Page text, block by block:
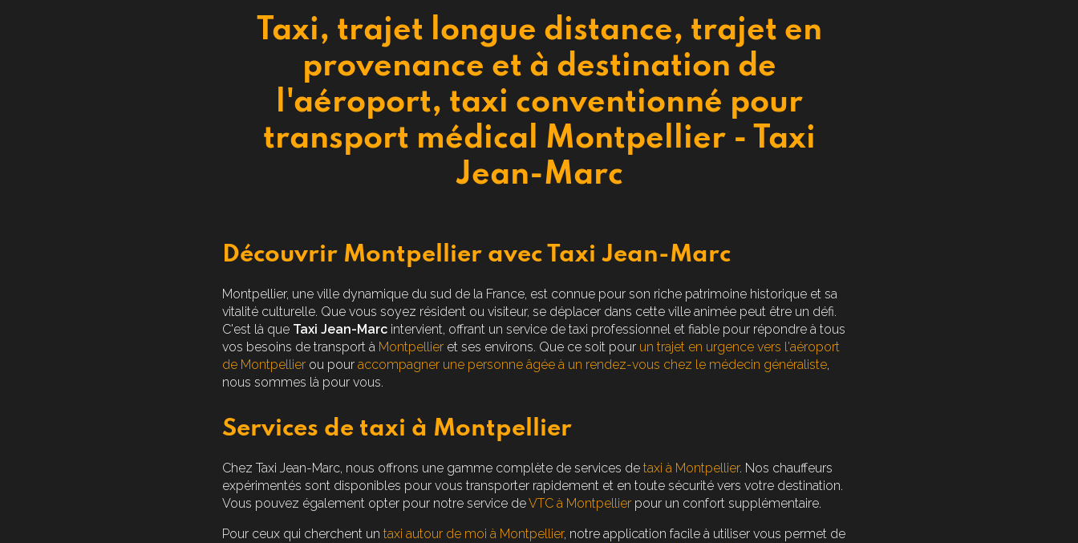
Taxi, trajet longue distance, trajet en
provenance et à destination de
l'aéroport, taxi conventionné pour
transport médical Montpellier - Taxi
Jean-Marc
Découvrir Montpellier avec Taxi Jean-Marc
Montpellier, une ville dynamique du sud de la France, est connue pour son riche patrimoine historique et sa
vitalité culturelle. Que vous soyez résident ou visiteur, se déplacer dans cette ville animée peut être un défi.
C'est là que Taxi Jean-Marc intervient, offrant un service de taxi professionnel et fiable pour répondre à tous
vos besoins de transport à Montpellier et ses environs. Que ce soit pour un trajet en urgence vers l'aéroport
de Montpellier ou pour accompagner une personne âgée à un rendez-vous chez le médecin généraliste,
nous sommes là pour vous.
Services de taxi à Montpellier
Chez Taxi Jean-Marc, nous offrons une gamme complète de services de taxi à Montpellier. Nos chauffeurs
expérimentés sont disponibles pour vous transporter rapidement et en toute sécurité vers votre destination.
Vous pouvez également opter pour notre service deVTC à Montpellier pour un confort supplémentaire.
Pour ceux qui cherchent un taxi autour de moi à Montpellier, notre application facile à utiliser vous permet de